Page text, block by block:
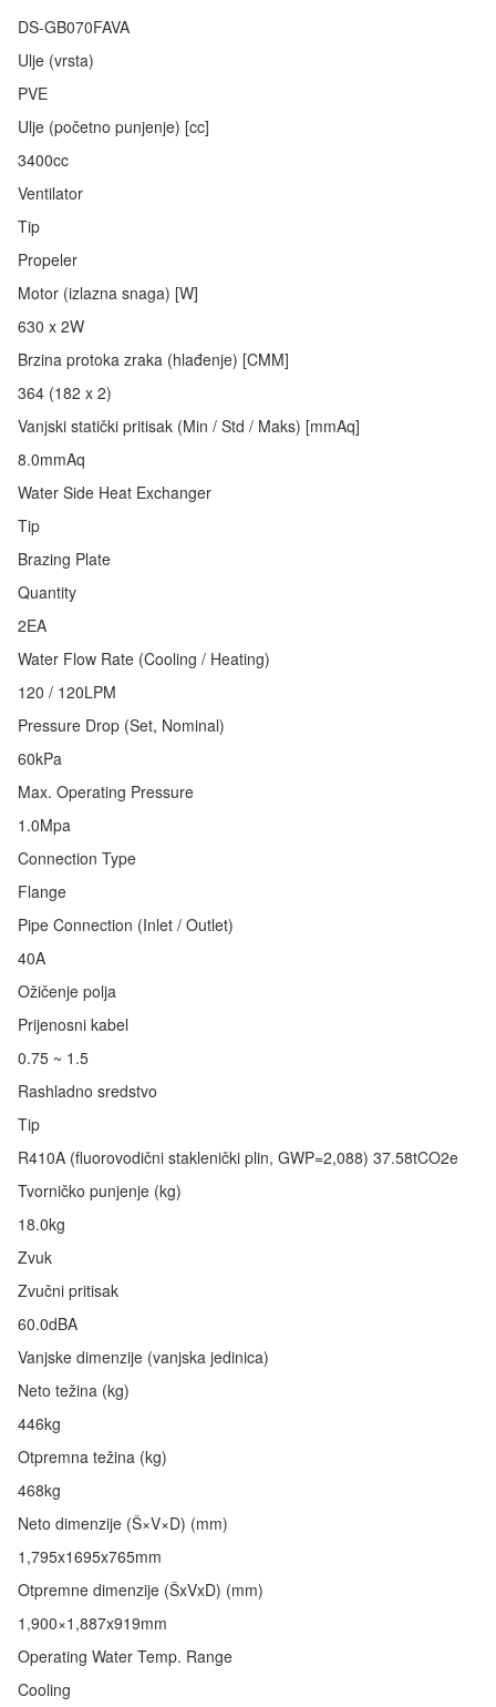
DS-GB070FAVA
Ulje (vrsta)
PVE
Ulje (početno punjenje) [cc]
3400cc
Ventilator
Tip
Propeler
Motor (izlazna snaga) [W]
630 x 2W
Brzina protoka zraka (hlađenje) [CMM]
364 (182 x 2)
Vanjski statički pritisak (Min / Std / Maks) [mmAq]
8.0mmAq
Water Side Heat Exchanger
Tip
Brazing Plate
Quantity
2EA
Water Flow Rate (Cooling / Heating)
120 / 120LPM
Pressure Drop (Set, Nominal)
60kPa
Max. Operating Pressure
1.0Mpa
Connection Type
Flange
Pipe Connection (Inlet / Outlet)
40A
Ožičenje polja
Prijenosni kabel
0.75 ~ 1.5
Rashladno sredstvo
Tip
R410A (fluorovodični staklenički plin, GWP=2,088) 37.58tCO2e
Tvorničko punjenje (kg)
18.0kg
Zvuk
Zvučni pritisak
60.0dBA
Vanjske dimenzije (vanjska jedinica)
Neto težina (kg)
446kg
Otpremna težina (kg)
468kg
Neto dimenzije (Š×V×D) (mm)
1,795x1695x765mm
Otpremne dimenzije (ŠxVxD) (mm)
1,900×1,887x919mm
Operating Water Temp. Range
Cooling